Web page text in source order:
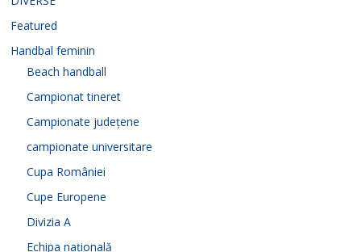
Featured
Handbal feminin
Beach handball
Campionat tineret
Campionate județene
campionate universitare
Cupa României
Cupe Europene
Divizia A
Echipa națională